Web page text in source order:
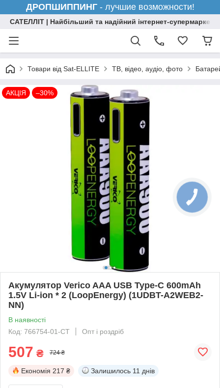
ДРОПШИППИНГ- лучшие возможности!
САТЕЛЛІТ | Найбільший та надійний інтернет-супермаркет
Товари від Sat-ELLITE ТВ, відео, аудіо, фото
АКЦІЯ –30%
Акумулятор Verico AAA USB Type-C 600mAh
1.5V Li-ion * 2 (LoopEnergy) (1UDBT-A2WEB2-
NN)
В наявності
Код: 766754-01-СТ
Опт і роздріб
507 ₴ 724 ₴
Економія 217 ₴ Залишилось 11 днів